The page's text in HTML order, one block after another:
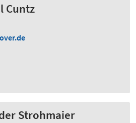
Cuntz
Strohmaier